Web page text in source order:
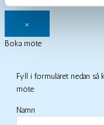
×
Boka möte
Fyll i formuläret nedan
möte.
Namn